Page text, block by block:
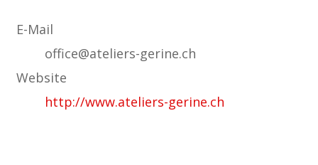
E-Mail
office@ateliers-gerine.ch
Website
http://www.ateliers-gerine.ch